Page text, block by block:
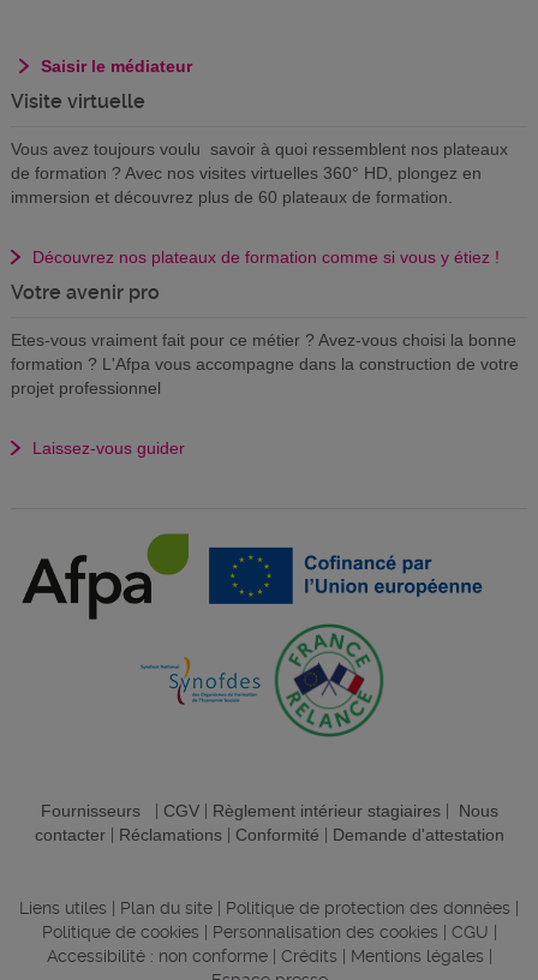
Saisir le médiateur
Visite virtuelle
Vous avez toujours voulu savoir à quoi ressemblent nos plateaux
de formation ? Avec nos visites virtuelles 360° HD, plongez en
immersion et découvrez plus de 60 plateaux de formation.
Découvrez nos plateaux de formation comme si vous y étiez !
Votre avenir pro
Etes-vous vraiment fait pour ce métier ? Avez-vous choisi la bonne
formation ? L'Afpa vous accompagne dans la construction de votre
projet professionnel
Laissez-vous guider
Fournisseurs| CGV| Règlement intérieur stagiaires| Nous
contacter| Réclamations| Conformité | Demande d'attestation
Liens utiles | Plan du site | Politique de protection des données |
Politique de cookies | Personnalisation des cookies | CGU |
Accessibilité : non conforme| Crédits | Mentions légales |